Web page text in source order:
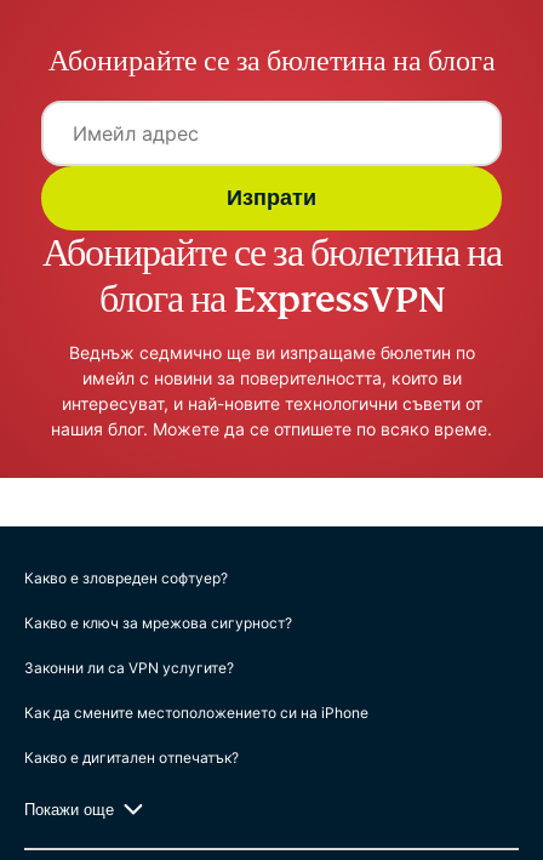
Абонирайте се за бюлетина на блога
Изпрати
Абонирайте се за бюлетина на
блога на ExpressVPN
Веднъж седмично ще ви изпращаме бюлетин по
имейл с новини за поверителността, които ви
интересуват, и най-новите технологични съвети от
нашия блог. Можете да се отпишете по всяко време.
Какво е зловреден софтуер?
Какво е ключ за мрежова сигурност?
Законни ли са VPN услугите?
Как да смените местоположението си на iPhone
Какво е дигитален отпечатък?
Покажи още